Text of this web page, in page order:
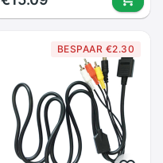
voor GAME BOY
CONSOLESBESPAAR €2.30